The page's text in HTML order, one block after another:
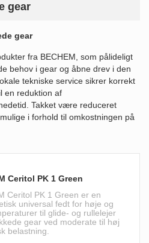
gear
gear
fra BECHEM, som pålideligt
behov i gear og åbne drev i den
tekniske service sikrer korrekt
en reduktion af
Takket være reduceret
i forhold til omkostningen på
Ceritol PK 1 Green
Ceritol PK 1 Green er en
universal fedt for høje og
til glide- og rullelejer
gear ved moderate til høj
belastning.